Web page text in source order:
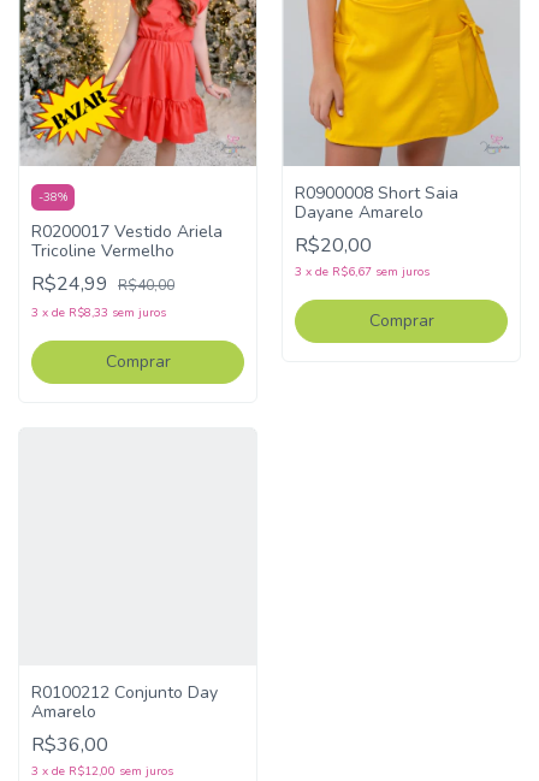
-38%
R0200017 Vestido Ariela
Tricoline Vermelho
R$24,99 R$40,00
3 x de R$8,33 sem juros
Comprar
R0900008 Short Saia
Dayane Amarelo
R$20,00
3 x de R$6,67 sem juros
Comprar
R0100212 Conjunto Day
Amarelo
R$36,00
3 x de R$12,00 sem juros